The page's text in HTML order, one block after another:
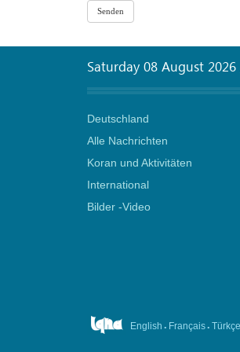
Saturday 08 August 2026
Deutschland
Alle Nachrichten
Koran und Aktivitäten
International
Bilder -Video
English . Français. Türkçe